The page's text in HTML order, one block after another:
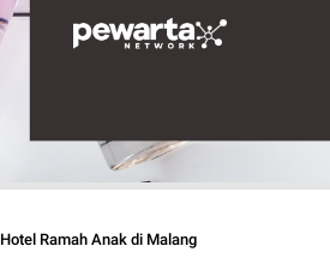
Hotel Ramah Anak di Malang